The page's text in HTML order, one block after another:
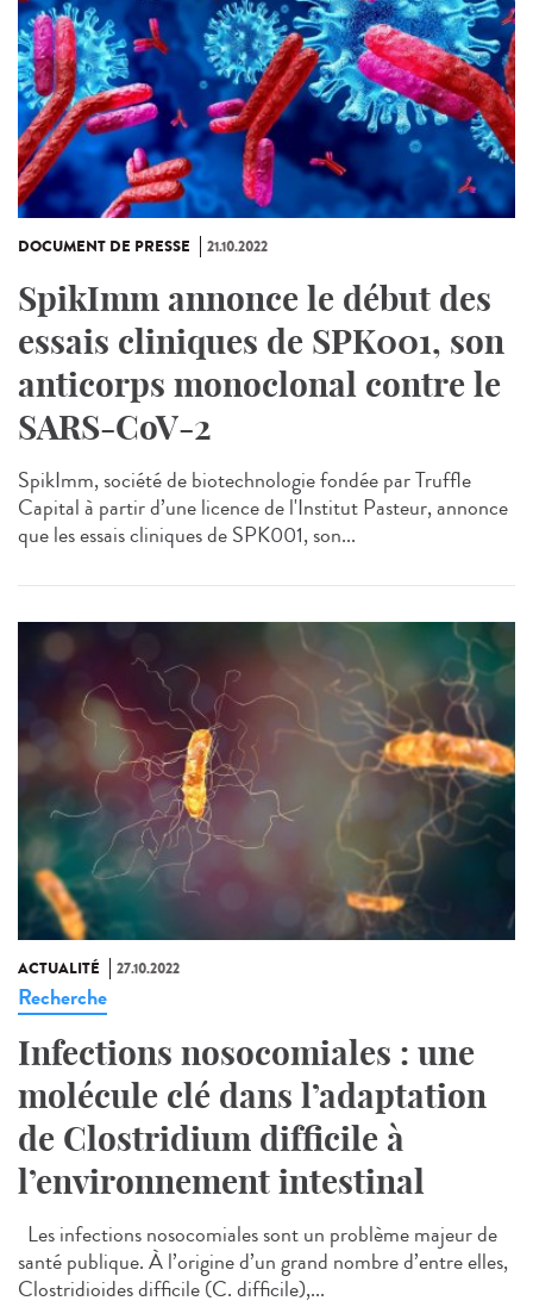
DOCUMENT DE PRESSE 21.10.2022
SpikImm annonce le début des
essais cliniques de SPK001, son
anticorps monoclonal contre le
SARS-CoV-2
SpikImm, société de biotechnologie fondée par Truffle
Capital à partir d’une licence de l'Institut Pasteur, annonce
que les essais cliniques de SPK001, son...
ACTUALITÉ 27.10.2022
Recherche
Infections nosocomiales : une
molécule clé dans l’adaptation
de Clostridium difficile à
l’environnement intestinal
Les infections nosocomiales sont un problème majeur de
santé publique. À l’origine d’un grand nombre d’entre elles,
Clostridioides difficile (C. difficile),...